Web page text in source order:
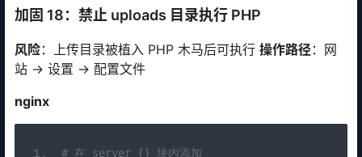
加固 18：禁止 uploads 目录执行 PHP
风险：上传目录被植入 PHP 木马后可执行 操作路径：网
站 → 设置 → 配置文件
nginx
# 在 server {} 块内添加